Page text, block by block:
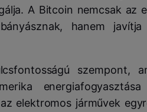
A Bitcoin nemcsak az
hanem
szempont,
elektromos járművek